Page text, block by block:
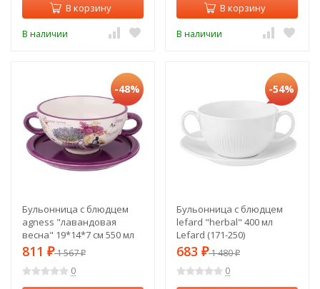
В корзину
В наличии
В корзину
В наличии
-48%
Бульонница с блюдцем
agness "лавандовая
весна" 19*14*7 см 550 мл
Agness (358-1831)
811 ₽1 567₽
0
-54%
Бульонница с блюдцем
lefard "herbal" 400 мл
Lefard (171-250)
683 ₽1 480₽
0